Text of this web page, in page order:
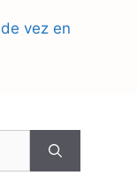
vez en